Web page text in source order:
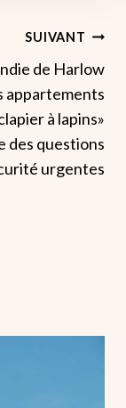
SUIVANT
de Harlow
appartements
à lapins»
des questions
urgentes